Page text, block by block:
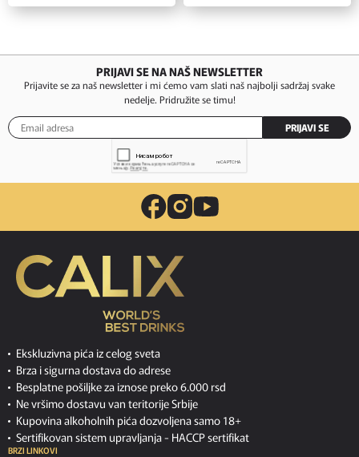
PRIJAVI SE NA NAŠ NEWSLETTER
Prijavite se za naš newsletter i mi ćemo vam slati naš najbolji sadržaj svake
nedelje. Pridružite se timu!
PRIJAVI SE
Ekskluzivna pića iz celog sveta
Brza i sigurna dostava do adrese
Besplatne pošiljke za iznose preko 6.000 rsd
Ne vršimo dostavu van teritorije Srbije
Kupovina alkoholnih pića dozvoljena samo 18+
Sertifikovan sistem upravljanja - HACCP sertifikat
BRZI LINKOVI